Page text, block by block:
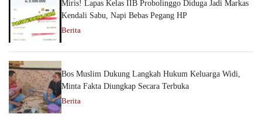
Miris! Lapas Kelas IIB Probolinggo Diduga Jadi Markas
Kendali Sabu, Napi Bebas Pegang HP
Berita
Bos Muslim Dukung Langkah Hukum Keluarga Widi,
Minta Fakta Diungkap Secara Terbuka
Berita